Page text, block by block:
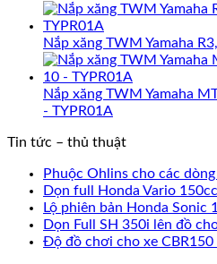
Nắp xăng TWM Yamaha
Nắp xăng TWM Yamaha
- TYPR01A
Tin tức – thủ thuật
Phuộc Ohlins cho các
Dọn full Honda Vario 150cc
Lộ phiên bản Honda Sonic
Dọn Full SH 350i lên đồ
Độ đồ chơi cho xe CBR150